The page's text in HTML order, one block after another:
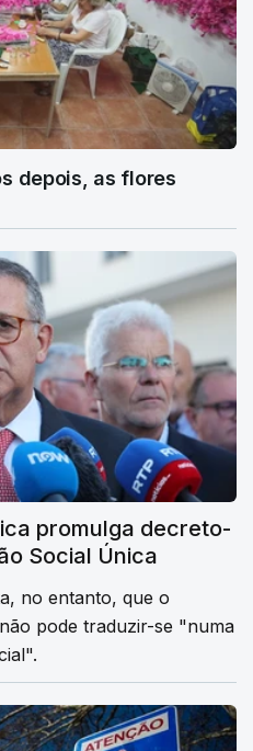
depois, as flores
promulga decreto-
Social Única
no entanto, que o
pode traduzir-se "numa